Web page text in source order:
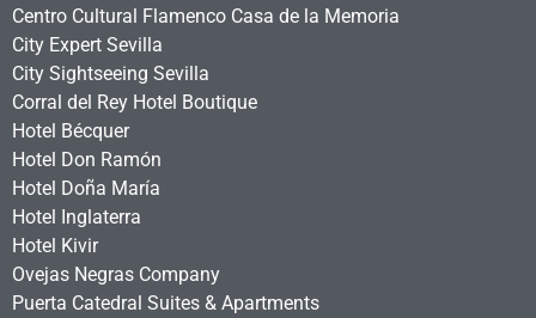
Centro Cultural Flamenco Casa de la Memoria
City Expert Sevilla
City Sightseeing Sevilla
Corral del Rey Hotel Boutique
Hotel Bécquer
Hotel Don Ramón
Hotel Doña María
Hotel Inglaterra
Hotel Kivir
Ovejas Negras Company
Puerta Catedral Suites & Apartments